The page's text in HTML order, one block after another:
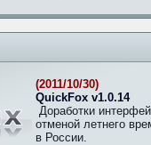
(2011/10/30)
QuickFox v1.0.14
Доработки
отменой летнего
в России.